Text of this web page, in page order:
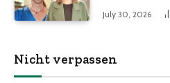
Familienleben
July 30, 2026
Nicht verpassen